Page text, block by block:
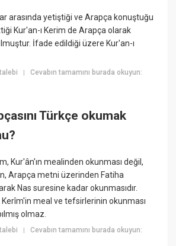
arasında yetiştiği ve Arapça konuştuğu
Kur'an-ı Kerim de Arapça olarak
İfade edildiği üzere Kur'an-ı
|Cevabın tamamını burada okuyun:
Türkçe okumak
Kur'ân'ın mealinden okunması değil,
Arapça metni üzerinden Fatiha
Nas suresine kadar okunmasıdır.
Kerîm'in meal ve tefsirlerinin okunması
olmaz.
|Cevabın tamamını burada okuyun: